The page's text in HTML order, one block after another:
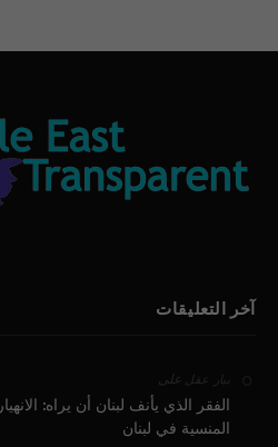
آخر التعليقات
بيار عقل على
الفقر الذي يأنف لبنان أن يراه:
المنسية في لبنان